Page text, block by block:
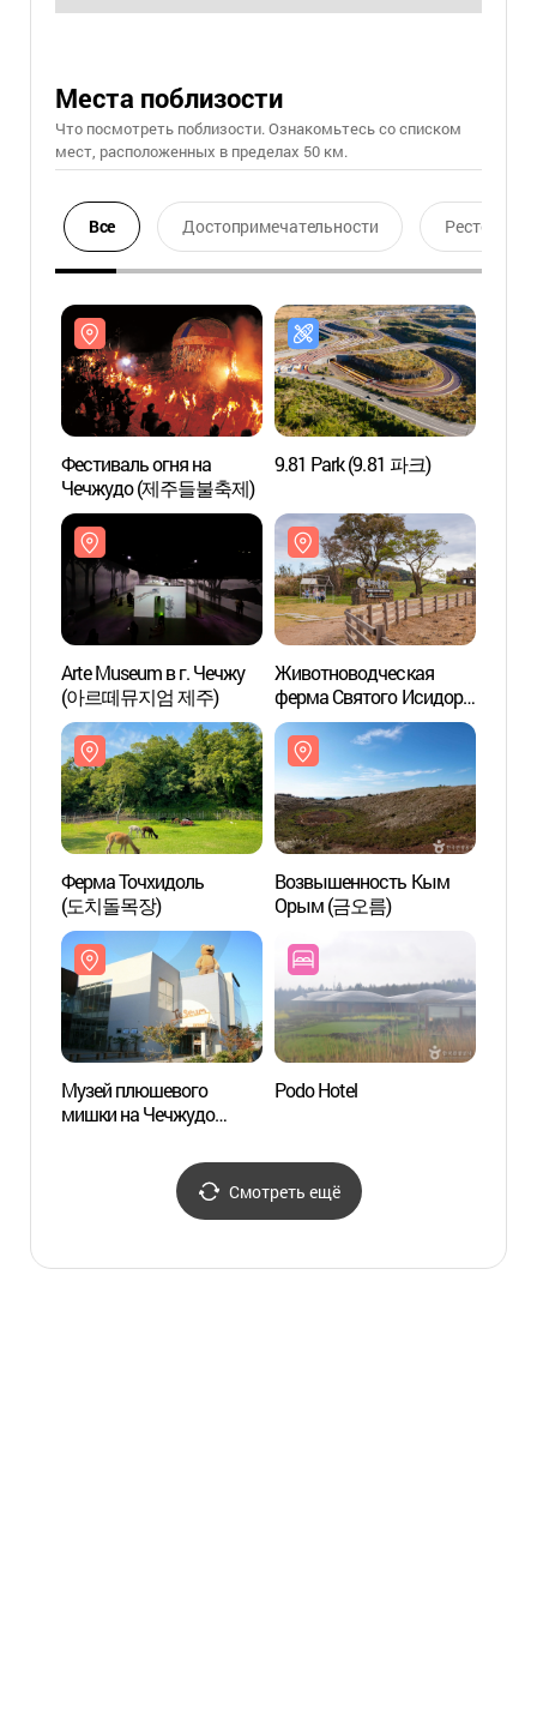
Места поблизости
Что посмотреть поблизости. Ознакомьтесь со списком
мест, расположенных в пределах 50 км.
Все Достопримечательности Ресторан
Фестиваль огня на
Чечжудо (제주들불축제)
9.81 Park (9.81 파크)
Arte Museum в г. Чечжу
(아르떼뮤지엄 제주)
Животноводческая
ферма Святого Исидора
(성이시돌목장)
Ферма Точхидоль
(도치돌목장)
Возвышенность Кым
Орым (금오름)
Музей плюшевого
мишки на Чечжудо
Podo Hotel
Смотреть ещё